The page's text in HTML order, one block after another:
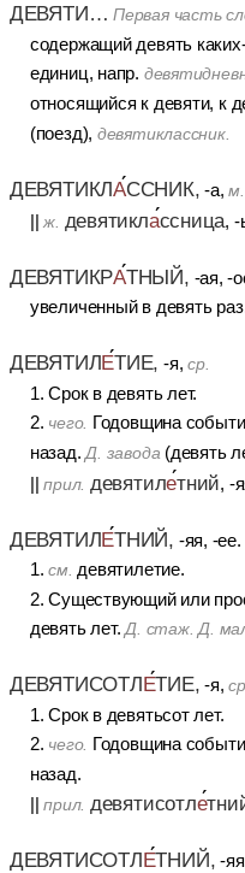
ДЕВЯТИ… Первая часть
содержащий девять
единиц, напр.
относящийся к девяти, к
(поезд), девятиклассник.
ДЕВЯТИКЛАССНИК, -а,м.
||ж. девятиклассница, -
ДЕВЯТИКРАТНЫЙ, -ая, -
увеличенный в девять
ДЕВЯТИЛЕТИЕ, -я,ср.
1. Срок в девять лет.
2. чего. Годовщина
назад.Д. завода (девять
||прил. девятилетний, -
ДЕВЯТИЛЕТНИЙ, -яя, -ее.
1.см. девятилетие.
2. Существующий или
девять лет.Д. стаж. Д.
ДЕВЯТИСОТЛЕТИЕ, -я,ср.
1. Срок в девятьсот лет.
2. чего. Годовщина
назад.
||прил. девятисотле
ДЕВЯТИСОТЛЕТНИЙ, -